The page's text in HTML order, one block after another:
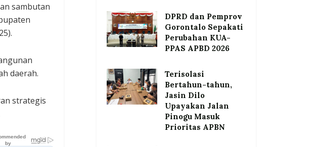
sambutan
daerah.
strategis
DPRD dan Pemprov
Gorontalo Sepakati
Perubahan KUA-
PPAS APBD 2026
Terisolasi
Bertahun-tahun,
Jasin Dilo
Upayakan Jalan
Pinogu Masuk
Prioritas APBN